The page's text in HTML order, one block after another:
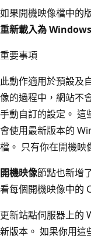
如果開機映像檔中的
重新載入為
重要事項
此動作適用於預設及
像的過程中，網站
手動自訂的設定。 這
會使用最新版本的
檔。 只有你在開機映
開機映像節點也新增
看每個開機映像中的
更新站點伺服器上的
新版本。 如果你用這